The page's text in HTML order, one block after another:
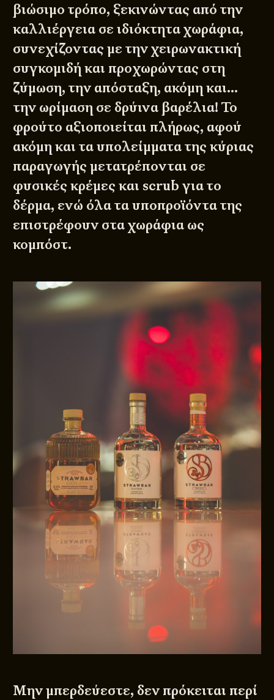
βιώσιμο τρόπο, ξεκινώντας από την
καλλιέργεια σε ιδιόκτητα χωράφια,
συνεχίζοντας με την χειρωνακτική
συγκομιδή και προχωρώντας στη
ζύμωση, την απόσταξη, ακόμη και…
την ωρίμαση σε δρύινα βαρέλια! Το
φρούτο αξιοποιείται πλήρως, αφού
ακόμη και τα υπολείμματα της κύριας
παραγωγής μετατρέπονται σε
φυσικές κρέμες και scrub για το
δέρμα, ενώ όλα τα υποπροϊόντα της
επιστρέφουν στα χωράφια ως
κομπόστ.
Μην μπερδεύεστε, δεν πρόκειται περί